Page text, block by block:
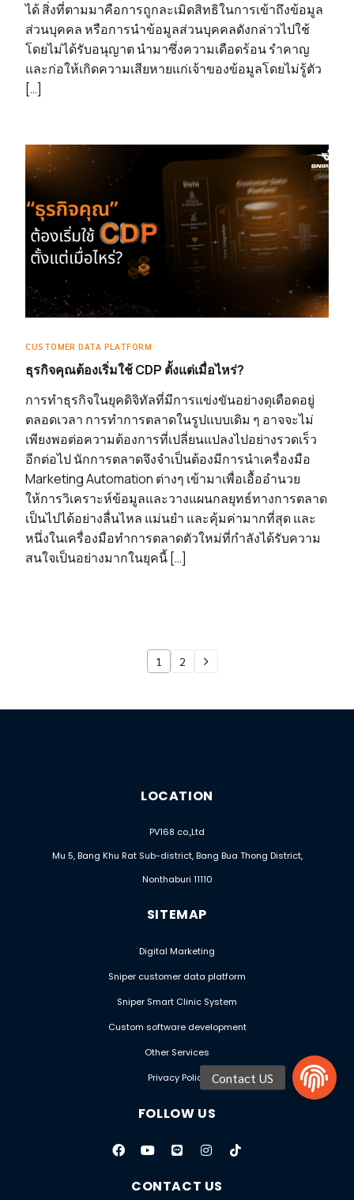
ได้ สิ่งที่ตามมาคือการถูกละเมิดสิทธิในการเข้าถึงข้อมูล
ส่วนบุคคล หรือการนำข้อมูลส่วนบุคคลดังกล่าวไปใช้
โดยไม่ได้รับอนุญาต นำมาซึ่งความเดือดร้อน รำคาญ
และก่อให้เกิดความเสียหายแก่เจ้าของข้อมูลโดยไม่รู้ตัว
[…]
CUSTOMER DATA PLATFORM
ธุรกิจคุณต้องเริ่มใช้ CDP ตั้งแต่เมื่อไหร่?
การทำธุรกิจในยุคดิจิทัลที่มีการแข่งขันอย่างดุเดือดอยู่
ตลอดเวลา การทำการตลาดในรูปแบบเดิม ๆ อาจจะไม่
เพียงพอต่อความต้องการที่เปลี่ยนแปลงไปอย่างรวดเร็ว
อีกต่อไป นักการตลาดจึงจำเป็นต้องมีการนำเครื่องมือ
Marketing Automation ต่างๆ เข้ามาเพื่อเอื้ออำนวย
ให้การวิเคราะห์ข้อมูลและวางแผนกลยุทธ์ทางการตลาด
เป็นไปได้อย่างลื่นไหล แม่นยำ และคุ้มค่ามากที่สุด และ
หนึ่งในเครื่องมือทำการตลาดตัวใหม่ที่กำลังได้รับความ
สนใจเป็นอย่างมากในยุคนี้ […]
1 2
LOCATION
PV168 co.,Ltd
Mu 5, Bang Khu Rat Sub-district, Bang Bua Thong District,
Nonthaburi 11110
SITEMAP
Digital Marketing
Sniper customer data platform
Sniper Smart Clinic System
Custom software development
Other Services
Privacy Policy
FOLLOW US
CONTACT US